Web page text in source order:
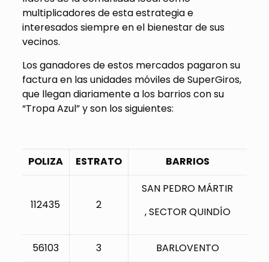
multiplicadores de esta estrategia e
interesados siempre en el bienestar de sus
vecinos.
Los ganadores de estos mercados pagaron su
factura en las unidades móviles de SuperGiros,
que llegan diariamente a los barrios con su
“Tropa Azul” y son los siguientes:
POLIZA ESTRATO BARRIOS
112435 2
SAN PEDRO MÁRTIR
, SECTOR QUINDÍO
56103 3 BARLOVENTO